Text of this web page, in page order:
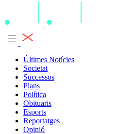
Últimes Notícies
Societat
Successos
Plans
Política
Obituaris
Esports
Reportatges
Opinió